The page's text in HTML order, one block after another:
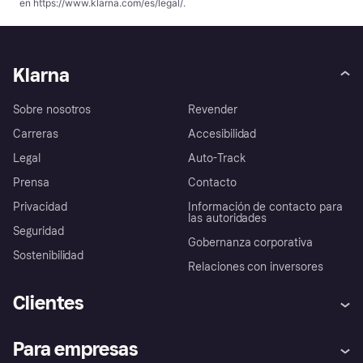
en https://www.klarna.com/es/legal/.
Klarna
Sobre nosotros
Carreras
Legal
Prensa
Privacidad
Seguridad
Sostenibilidad
Revender
Accesibilidad
Auto-Track
Contacto
Información de contacto para
las autoridades
Gobernanza corporativa
Relaciones con inversores
Clientes
Para empresas